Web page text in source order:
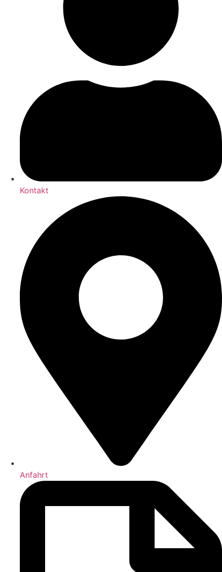
Kontakt
Anfahrt